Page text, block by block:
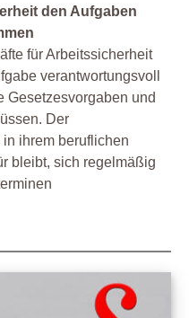
den Aufgaben
für Arbeitssicherheit
verantwortungsvoll
Gesetzesvorgaben und
Der
ihrem beruflichen
bleibt, sich regelmäßig